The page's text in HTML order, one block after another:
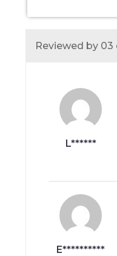
Reviewed by
L******
E**********